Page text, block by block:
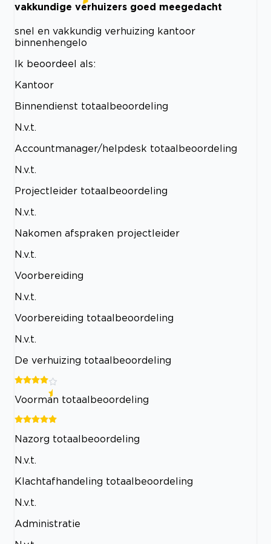
vakkundige verhuizers goed meegedacht
snel en vakkundig verhuizing kantoor
binnenhengelo
Ik beoordeel als:
Kantoor
Binnendienst totaalbeoordeling
N.v.t.
Accountmanager/helpdesk totaalbeoordeling
N.v.t.
Projectleider totaalbeoordeling
N.v.t.
Nakomen afspraken projectleider
N.v.t.
Voorbereiding
N.v.t.
Voorbereiding totaalbeoordeling
N.v.t.
De verhuizing totaalbeoordeling
Voorman totaalbeoordeling
Nazorg totaalbeoordeling
N.v.t.
Klachtafhandeling totaalbeoordeling
N.v.t.
Administratie